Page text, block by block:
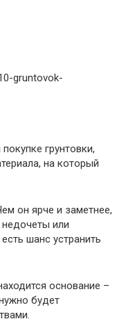
gruntovok-
грунтовки,
на который
он ярче и заметнее,
или
шанс устранить
основание –
будет